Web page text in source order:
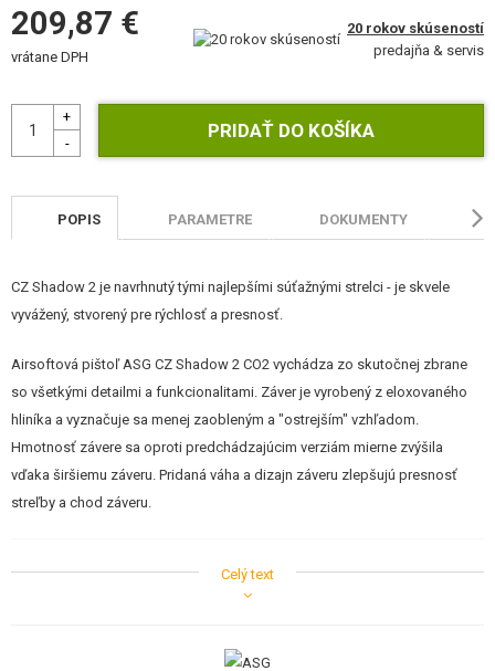
209,87 €
vrátane DPH
20 rokov skúseností
predajňa & servis
POPIS PARAMETRE DOKUMENTY
CZ Shadow 2 je navrhnutý tými najlepšími súťažnými strelci - je skvele
vyvážený, stvorený pre rýchlosť a presnosť.
Airsoftová pištoľ ASG CZ Shadow 2 CO2 vychádza zo skutočnej zbrane
so všetkými detailmi a funkcionalitami. Záver je vyrobený z eloxovaného
hliníka a vyznačuje sa menej zaobleným a "ostrejším" vzhľadom.
Hmotnosť závere sa oproti predchádzajúcim verziám mierne zvýšila
vďaka širšiemu záveru. Pridaná váha a dizajn záveru zlepšujú presnosť
streľby a chod záveru.
CZ Shadow 2 je nová vlajková loď rodiny pištolí CZ.
Grip na závere je hlbší a robustnejšie, čo výrazne zlepšuje strelci úchop
Celý text